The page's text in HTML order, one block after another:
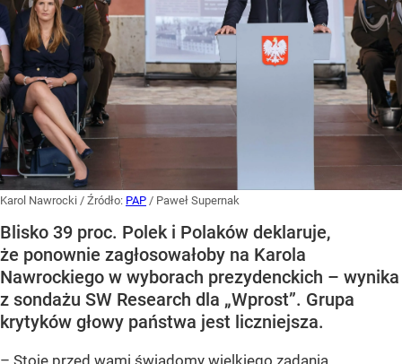
Karol Nawrocki / Źródło: PAP / Paweł Supernak
Blisko 39 proc. Polek i Polaków deklaruje,
że ponownie zagłosowałoby na Karola
Nawrockiego w wyborach prezydenckich – wynika
z sondażu SW Research dla „Wprost”. Grupa
krytyków głowy państwa jest liczniejsza.
– Stoję przed wami świadomy wielkiego zadania